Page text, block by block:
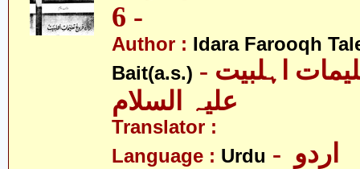
- 6
Author : Idara Farooqh
Bait(a.s.) - ادارہ فروغ تعلیمات اہلبیت
علیہ السلام
Translator :
Language : Urdu